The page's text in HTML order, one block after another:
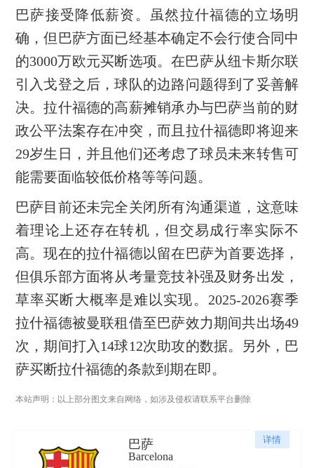
巴萨接受降低薪资。虽然拉什福德的立场明
确，但巴萨方面已经基本确定不会行使合同中
的3000万欧元买断选项。在巴萨从纽卡斯尔联
引入戈登之后，球队的边路问题得到了妥善解
决。拉什福德的高薪摊销承办与巴萨当前的财
政公平法案存在冲突，而且拉什福德即将迎来
29岁生日，并且他们还考虑了球员未来转售可
能需要面临较低价格等等问题。
巴萨目前还未完全关闭所有沟通渠道，这意味
着理论上还存在转机，但交易成行率实际不
高。现在的拉什福德以留在巴萨为首要选择，
但俱乐部方面将从考量竞技补强及财务出发，
草率买断大概率是难以实现。2025-2026赛季
拉什福德被曼联租借至巴萨效力期间共出场49
次，期间打入14球12次助攻的数据。另外，巴
萨买断拉什福德的条款到期在即。
本站声明：以上部分图文来自网络，如涉及侵权请联系平台删除
详情
巴萨
Barcelona